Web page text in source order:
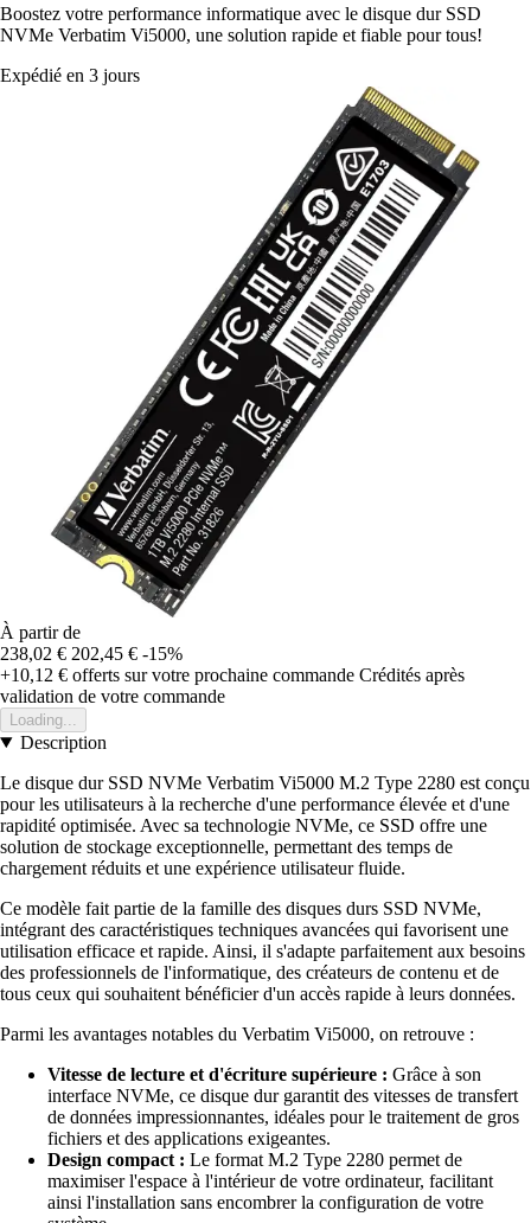
Boostez votre performance informatique avec le disque dur SSD
NVMe Verbatim Vi5000, une solution rapide et fiable pour tous!
Expédié en 3 jours
À partir de
238,02 € 202,45 € -15%
+10,12 € offerts sur votre prochaine commande Crédités après
validation de votre commande
Loading...
Description
Le disque dur SSD NVMe Verbatim Vi5000 M.2 Type 2280 est conçu
pour les utilisateurs à la recherche d'une performance élevée et d'une
rapidité optimisée. Avec sa technologie NVMe, ce SSD offre une
solution de stockage exceptionnelle, permettant des temps de
chargement réduits et une expérience utilisateur fluide.
Ce modèle fait partie de la famille des disques durs SSD NVMe,
intégrant des caractéristiques techniques avancées qui favorisent une
utilisation efficace et rapide. Ainsi, il s'adapte parfaitement aux besoins
des professionnels de l'informatique, des créateurs de contenu et de
tous ceux qui souhaitent bénéficier d'un accès rapide à leurs données.
Parmi les avantages notables du Verbatim Vi5000, on retrouve :
Vitesse de lecture et d'écriture supérieure : Grâce à son
interface NVMe, ce disque dur garantit des vitesses de transfert
de données impressionnantes, idéales pour le traitement de gros
fichiers et des applications exigeantes.
Design compact : Le format M.2 Type 2280 permet de
maximiser l'espace à l'intérieur de votre ordinateur, facilitant
ainsi l'installation sans encombrer la configuration de votre